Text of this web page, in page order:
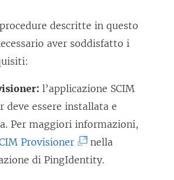
descritte in questo
aver soddisfatto i
l’applicazione SCIM
deve essere installata e
Per maggiori informazioni,
Provisioner(
I
nella
di PingIdentity.